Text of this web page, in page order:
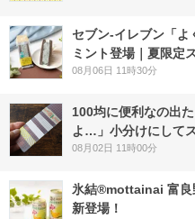
セブン‐イレブン「
ミント登場｜夏限定
08月06日 11時30分
100均に便利なの出
よ…」小分けにして
08月02日 11時00分
氷結®mottainai 富良
新登場！